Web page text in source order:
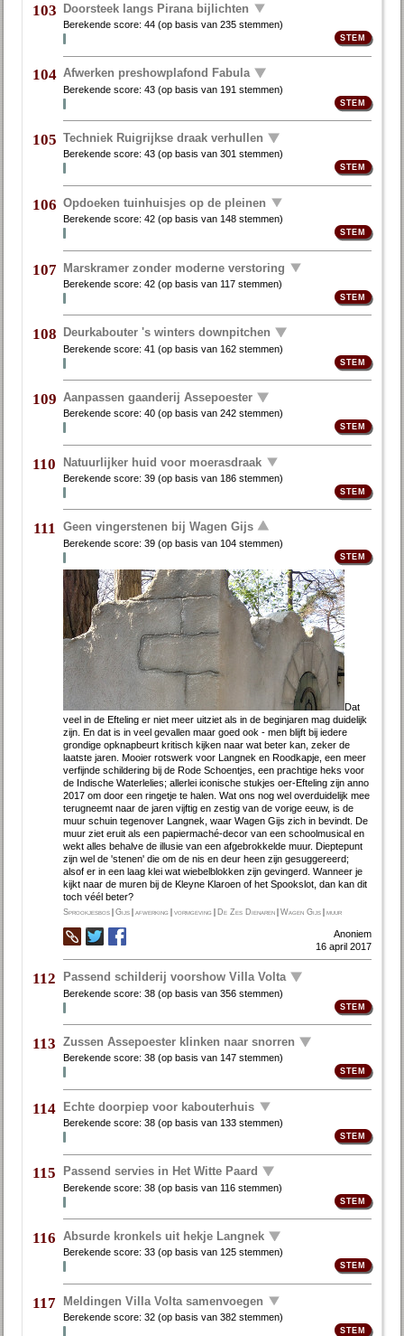
103 Doorsteek langs Pirana bijlichten
Berekende score:44 (op basis van235 stemmen)
104 Afwerken preshowplafond Fabula
Berekende score:43 (op basis van 191 stemmen)
105 Techniek Ruigrijkse draak verhullen
Berekende score:43 (op basis van301 stemmen)
106 Opdoeken tuinhuisjes op de pleinen
Berekende score:42 (op basis van 148 stemmen)
107 Marskramer zonder moderne verstoring
Berekende score:42 (op basis van 117 stemmen)
108 Deurkabouter 's winters downpitchen
Berekende score:41 (op basis van 162 stemmen)
109 Aanpassen gaanderij Assepoester
Berekende score:40 (op basis van242 stemmen)
110 Natuurlijker huid voor moerasdraak
Berekende score:39 (op basis van 186 stemmen)
111 Geen vingerstenen bij Wagen Gijs
Berekende score:39 (op basis van 104 stemmen)
Dat
veel in de Efteling er niet meer uitziet als in de beginjaren mag duidelijk
zijn. En dat is in veel gevallen maar goed ook - men blijft bij iedere
grondige opknapbeurt kritisch kijken naar wat beter kan, zeker de
laatste jaren. Mooier rotswerk voor Langnek en Roodkapje, een meer
verfijnde schildering bij de Rode Schoentjes, een prachtige heks voor
de Indische Waterlelies; allerlei iconische stukjes oer-Efteling zijn anno
2017 om door een ringetje te halen. Wat ons nog wel overduidelijk mee
terugneemt naar de jaren vijftig en zestig van de vorige eeuw, is de
muur schuin tegenover Langnek, waar Wagen Gijs zich in bevindt. De
muur ziet eruit als een papiermaché-decor van een schoolmusical en
wekt alles behalve de illusie van een afgebrokkelde muur. Dieptepunt
zijn wel de 'stenen' die om de nis en deur heen zijn gesuggereerd;
alsof er in een laag klei wat wiebelblokken zijn gevingerd. Wanneer je
kijkt naar de muren bij de Kleyne Klaroen of het Spookslot, dan kan dit
toch véél beter?
Sprookjesbos |Gijs |afwerking |vormgeving De Zes Dienaren |Wagen Gijs |muur
Anoniem
16 april 2017
112 Passend schilderij voorshow Villa Volta
Berekende score:38 (op basis van356 stemmen)
113 Zussen Assepoester klinken naar snorren
Berekende score:38 (op basis van 147 stemmen)
114 Echte doorpiep voor kabouterhuis
Berekende score:38 (op basis van 133 stemmen)
115 Passend servies in Het Witte Paard
Berekende score:38 (op basis van 116 stemmen)
116 Absurde kronkels uit hekje Langnek
Berekende score:33 (op basis van125 stemmen)
117 Meldingen Villa Volta samenvoegen
Berekende score:32 (op basis van382 stemmen)